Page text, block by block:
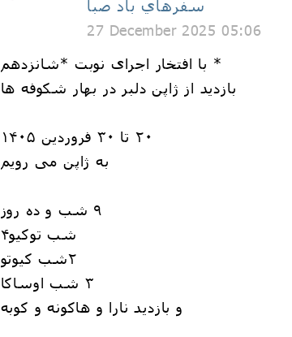
سفرهاي باد صبا
27 December 2025 05:06
با افتخار اجرای نوبت *شانزدهم *
بازدید از ژاپن دلبر در بهار شکوفه ها
‎٢٠ تا ٣٠ فروردین ١۴٠۵
به ژاپن می رویم
٩ شب و ده روز
۴شب توکیو
٢شب کیوتو
٣ شب اوساکا
و بازدید نارا و هاکونه و کوبه